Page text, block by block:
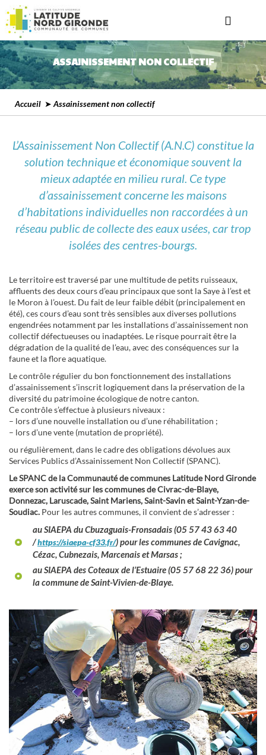
ASSAINISSEMENT NON COLLECTIF
Accueil ➤ Assainissement non collectif
L’Assainissement Non Collectif (A.N.C) constitue la
solution technique et économique souvent la
mieux adaptée en milieu rural. Ce type
d’assainissement concerne les maisons
d’habitations individuelles non raccordées à un
réseau public de collecte des eaux usées, car trop
isolées des centres-bourgs.
Le territoire est traversé par une multitude de petits ruisseaux,
affluents des deux cours d’eau principaux que sont la Saye à l’est et
le Moron à l’ouest. Du fait de leur faible débit (principalement en
été), ces cours d’eau sont très sensibles aux diverses pollutions
engendrées notamment par les installations d’assainissement non
collectif défectueuses ou inadaptées. Le risque pourrait être la
dégradation de la qualité de l’eau, avec des conséquences sur la
faune et la flore aquatique.
Le contrôle régulier du bon fonctionnement des installations
d’assainissement s’inscrit logiquement dans la préservation de la
diversité du patrimoine écologique de notre canton.
Ce contrôle s’effectue à plusieurs niveaux :
– lors d’une nouvelle installation ou d’une réhabilitation ;
– lors d’une vente (mutation de propriété).
ou régulièrement, dans le cadre des obligations dévolues aux
Services Publics d’Assainissement Non Collectif (SPANC).
Le SPANC de la Communauté de communes Latitude Nord Gironde
exerce son activité sur les communes de Civrac-de-Blaye,
Donnezac, Laruscade, Saint Mariens, Saint-Savin et Saint-Yzan-de-
Soudiac. Pour les autres communes, il convient de s’adresser :
au SIAEPA du Cbuzaguais-Fronsadais (05 57 43 63 40
/https://siaepa-cf33.fr/) pour les communes de Cavignac,
Cézac, Cubnezais, Marcenais et Marsas ;
au SIAEPA des Coteaux de l’Estuaire (05 57 68 22 36) pour
la commune de Saint-Vivien-de-Blaye.